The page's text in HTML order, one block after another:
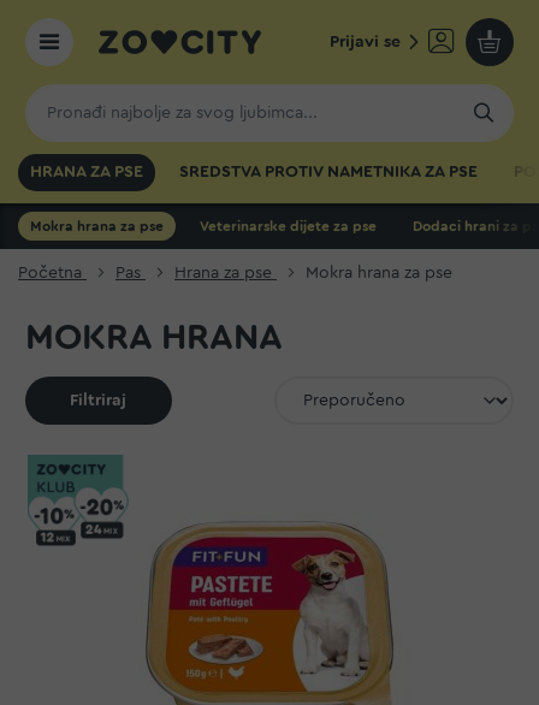
Prijavi se
Moja
HRANA ZA PSE SREDSTVA PROTIV NAMETNIKA ZA PSE
Mokra hrana za pse Veterinarske dijete za pse Dodaci hrani za
Početna Pas Hrana za pse Mokra hrana za pse
MOKRA HRANA
Filtriraj